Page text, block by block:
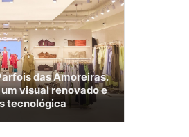
das Amoreiras.
visual renovado e
tecnológica